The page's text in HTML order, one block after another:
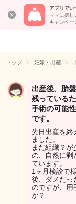
アプリでい
ママに嬉し
キャンペー
トップ 妊娠・出産
出産後、胎
残っている
手術の可能
です。
先日出産を終
ました。
まだ組織？
の、自然に剥
ています。
1ヶ月検診で
後、ダメだっ
のですが、用
か？